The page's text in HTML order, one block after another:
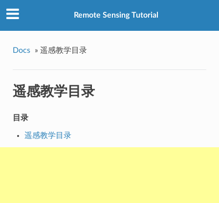
Remote Sensing Tutorial
Docs » 遥感教学目录
遥感教学目录
目录
遥感教学目录